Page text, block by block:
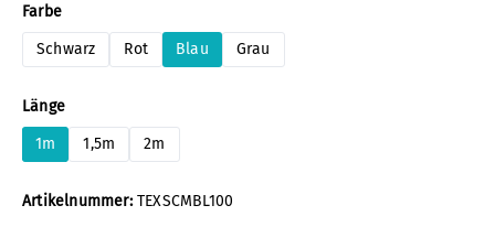
Artikelnummer:TEXSCMBL100
Farbeauswählen
Schwarz Rot Blau Grau
Längeauswählen
1m 1,5m 2m